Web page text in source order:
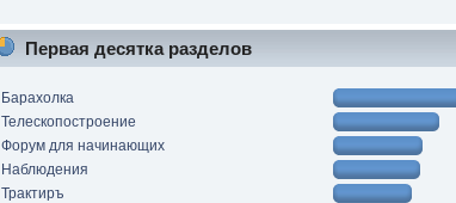
Первая десятка разделов
Барахолка
Телескопостроение
Форум для начинающих
Наблюдения
Трактиръ